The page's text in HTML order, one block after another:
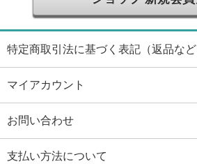
特定商取引法に基づく表記（返品など
マイアカウント
お問い合わせ
支払い方法について